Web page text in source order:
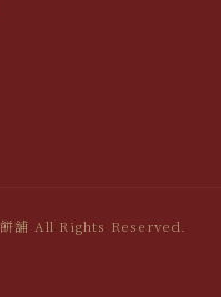
舖 All Rights Reserved.